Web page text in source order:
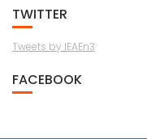
TWITTER
Tweets by IEAEn3
FACEBOOK